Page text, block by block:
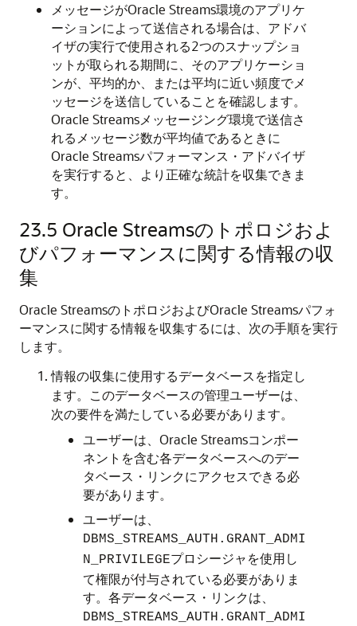
メッセージがOracle Streams環境のアプリケ
ーションによって送信される場合は、アドバ
イザの実行で使用される2つのスナップショ
ットが取られる期間に、そのアプリケーショ
ンが、平均的か、または平均に近い頻度でメ
ッセージを送信していることを確認します。
Oracle Streamsメッセージング環境で送信さ
れるメッセージ数が平均値であるときに
Oracle Streamsパフォーマンス・アドバイザ
を実行すると、より正確な統計を収集できま
す。
23.5 Oracle Streamsのトポロジおよ
びパフォーマンスに関する情報の収
集
Oracle StreamsのトポロジおよびOracle Streamsパフォ
ーマンスに関する情報を収集するには、次の手順を実行
します。
情報の収集に使用するデータベースを指定し
ます。このデータベースの管理ユーザーは、
次の要件を満たしている必要があります。
ユーザーは、Oracle Streamsコンポー
ネントを含む各データベースへのデー
タベース・リンクにアクセスできる必
要があります。
ユーザーは、
DBMS_STREAMS_AUTH.GRANT_ADMI
N_PRIVILEGEプロシージャを使用し
て権限が付与されている必要がありま
す。各データベース・リンクは、
DBMS_STREAMS_AUTH.GRANT_ADMI